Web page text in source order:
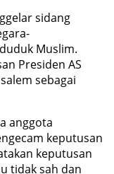
sidang
Muslim.
Presiden AS
sebagai
anggota
keputusan
keputusan
tidak sah dan